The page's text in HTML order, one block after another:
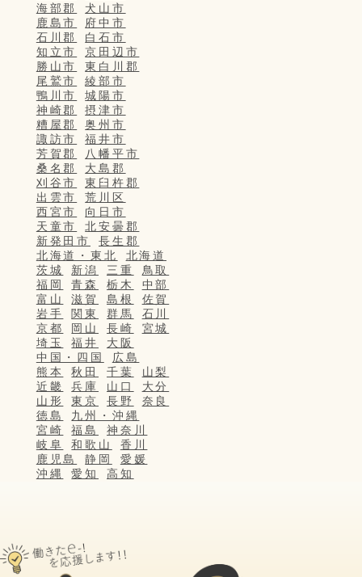
海部郡
犬山市
鹿島市
府中市
石川郡
白石市
知立市
京田辺市
勝山市
東白川郡
尾鷲市
綾部市
鴨川市
城陽市
神崎郡
摂津市
糟屋郡
奥州市
諏訪市
福井市
芳賀郡
八幡平市
桑名郡
大島郡
刈谷市
東臼杵郡
出雲市
荒川区
西宮市
向日市
天童市
北安曇郡
新発田市
長生郡
北海道・東北
北海道
茨城
新潟 三重
鳥取
福岡
青森 栃木
中部
富山
滋賀 島根
佐賀
岩手
関東 群馬
石川
京都
岡山 長崎
宮城
埼玉
福井
大阪
中国・四国
広島
熊本
秋田 千葉
山梨
近畿
兵庫 山口
大分
山形
東京 長野
奈良
徳島
九州・沖縄
宮崎
福島
神奈川
岐阜
和歌山
香川
鹿児島
静岡
愛媛
沖縄
愛知 高知